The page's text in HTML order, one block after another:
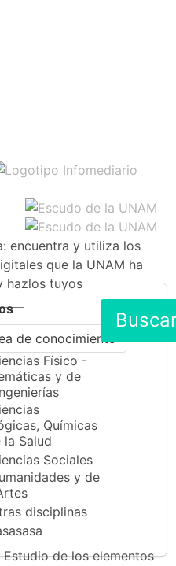
encuentra y utiliza los
que la UNAM ha
hazlos tuyos
de conocimiento
Físico -
y de
Químicas
la Salud
Sociales
y de
disciplinas
de los elementos